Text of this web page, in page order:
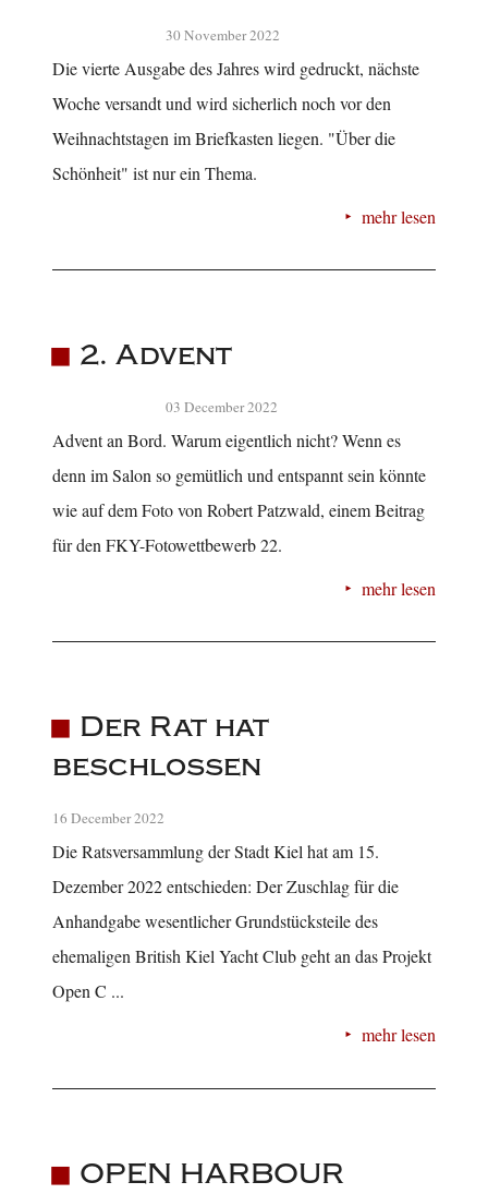
30 November 2022
Die vierte Ausgabe des Jahres wird gedruckt, nächste
Woche versandt und wird sicherlich noch vor den
Weihnachtstagen im Briefkasten liegen. "Über die
Schönheit" ist nur ein Thema.
mehr lesen
2. Advent
03 December 2022
Advent an Bord. Warum eigentlich nicht? Wenn es
denn im Salon so gemütlich und entspannt sein könnte
wie auf dem Foto von Robert Patzwald, einem Beitrag
für den FKY-Fotowettbewerb 22.
mehr lesen
Der Rat hat
beschlossen
16 December 2022
Die Ratsversammlung der Stadt Kiel hat am 15.
Dezember 2022 entschieden: Der Zuschlag für die
Anhandgabe wesentlicher Grundstücksteile des
ehemaligen British Kiel Yacht Club geht an das Projekt
Open C ...
mehr lesen
OPEN HARBOUR